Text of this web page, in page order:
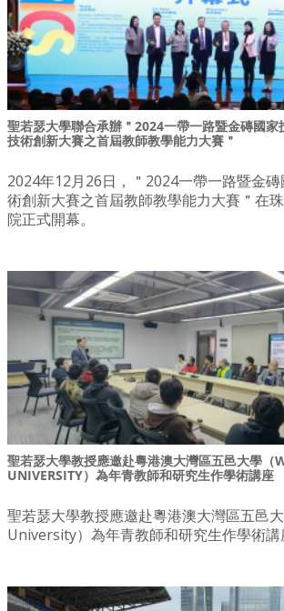
聖若瑟大學聯合承辦＂2024一帶一路暨金磚國家
技術創新大賽之首屆教師教學能力大賽＂
2024年12月26日，＂2024一帶一路暨金
術創新大賽之首屆教師教學能力大賽＂在
院正式開幕。
聖若瑟大學教授應邀赴粵港澳大灣區五邑大學（
UNIVERSITY）為年青教師和研究生作學術講座
聖若瑟大學教授應邀赴粵港澳大灣區五邑
University）為年青教師和研究生作學術講